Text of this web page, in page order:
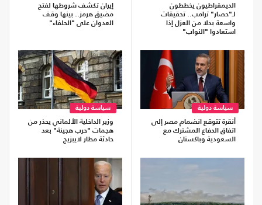
الديمقراطيون يخططون
لـ"حصار" ترامب.. تحقيقات
واسعة بدلا من العزل إذا
استعادوا "النواب"
إيران تكشف شروطها لفتح
مضيق هرمز.. بينها وقف
العدوان على "الحلفاء"
سياسة دولية
أنقرة تتوقع انضمام مصر إلى
اتفاق الدفاع المشترك مع
السعودية وباكستان
سياسة دولية
وزير الداخلية الألماني يحذر من
هجمات "حرب هجينة" بعد
حادثة مطار لايبزيج